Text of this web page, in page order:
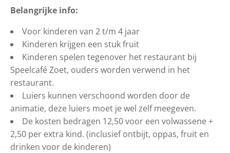
Belangrijke info:
Voor kinderen van 2 t/m 4 jaar
Kinderen krijgen een stuk fruit
Kinderen spelen tegenover het restaurant bij
Speelcafé Zoet, ouders worden verwend in het
restaurant.
Luiers kunnen verschoond worden door de
animatie, deze luiers moet je wel zelf meegeven.
De kosten bedragen 12,50 voor een volwassene +
2,50 per extra kind. (inclusief ontbijt, oppas, fruit en
drinken voor de kinderen)